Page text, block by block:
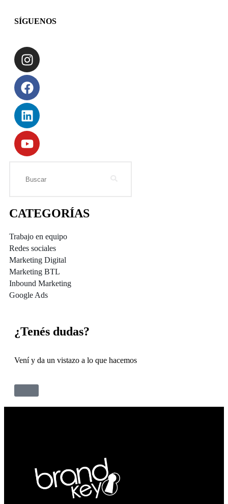
SÍGUENOS
CATEGORÍAS
Trabajo en equipo
Redes sociales
Marketing Digital
Marketing BTL
Inbound Marketing
Google Ads
¿Tenés dudas?
Vení y da un vistazo a lo que hacemos